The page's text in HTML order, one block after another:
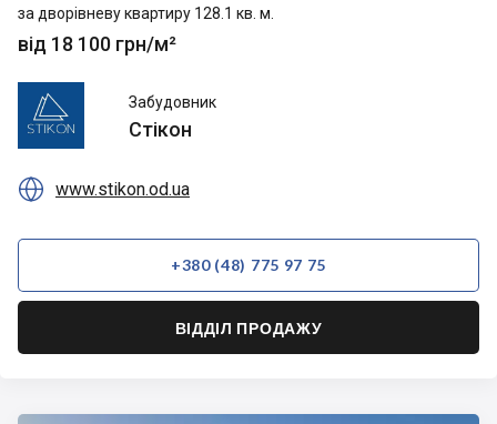
за дворівневу квартиру 128.1 кв. м.
від 18 100 грн/м²
Стікон Забудовник
Стікон
 www.stikon.od.ua
+380 (48) 775 97 75
ВІДДІЛ ПРОДАЖУ